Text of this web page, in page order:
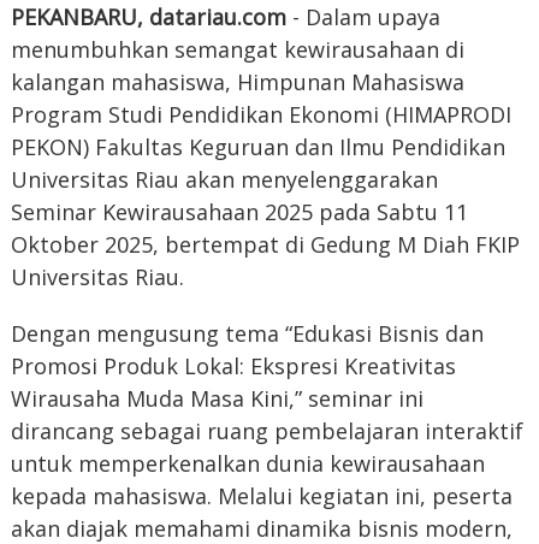
PEKANBARU, datariau.com- Dalam upaya
menumbuhkan semangat kewirausahaan di
kalangan mahasiswa, Himpunan Mahasiswa
Program Studi Pendidikan Ekonomi (HIMAPRODI
PEKON) Fakultas Keguruan dan Ilmu Pendidikan
Universitas Riau akan menyelenggarakan
Seminar Kewirausahaan 2025 pada Sabtu 11
Oktober 2025, bertempat di Gedung M Diah FKIP
Universitas Riau.
Dengan mengusung tema “Edukasi Bisnis dan
Promosi Produk Lokal: Ekspresi Kreativitas
Wirausaha Muda Masa Kini,” seminar ini
dirancang sebagai ruang pembelajaran interaktif
untuk memperkenalkan dunia kewirausahaan
kepada mahasiswa. Melalui kegiatan ini, peserta
akan diajak memahami dinamika bisnis modern,